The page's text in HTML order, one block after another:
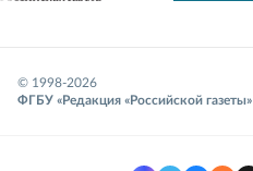
© 1998-2026
ФГБУ «Редакция «Российской газеты»